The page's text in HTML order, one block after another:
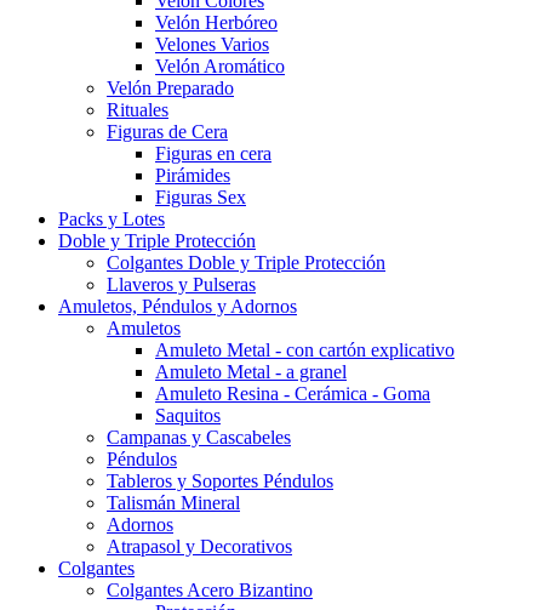
Velón Herbóreo
Velones Varios
Velón Aromático
Velón Preparado
Rituales
Figuras de Cera
Figuras en cera
Pirámides
Figuras Sex
Packs y Lotes
Doble y Triple Protección
Colgantes Doble y Triple Protección
Llaveros y Pulseras
Amuletos, Péndulos y Adornos
Amuletos
Amuleto Metal - con cartón explicativo
Amuleto Metal - a granel
Amuleto Resina - Cerámica - Goma
Saquitos
Campanas y Cascabeles
Péndulos
Tableros y Soportes Péndulos
Talismán Mineral
Adornos
Atrapasol y Decorativos
Colgantes
Colgantes Acero Bizantino